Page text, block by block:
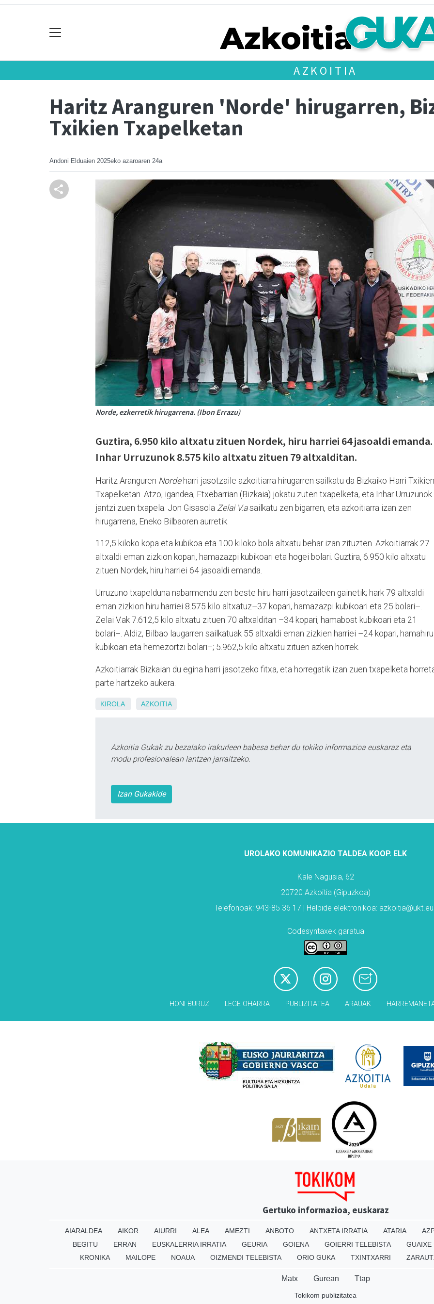
AZKOITIA
Haritz Aranguren 'Norde' hirugarren,
Txikien Txapelketan
Andoni Elduaien 2025eko azaroaren 24a
Norde, ezkerretik hirugarrena. (Ibon Errazu)
Guztira, 6.950 kilo altxatu zituen Nordek, hiru harriei 64 jasoaldi emanda.
Inhar Urruzunok 8.575 kilo altxatu zituen 79 altxalditan.
Haritz Aranguren Nordeharri jasotzaile azkoitiarra hirugarren sailkatu da Bizkaiko Harri Txikien
Txapelketan. Atzo, igandea, Etxebarrian (Bizkaia) jokatu zuten txapelketa, eta Inhar Urruzunok
jantzi zuen txapela. Jon Gisasola Zelai V.asailkatu zen bigarren, eta azkoitiarra izan zen
hirugarrena, Eneko Bilbaoren aurretik.
112,5 kiloko kopa eta kubikoa eta 100 kiloko bola altxatu behar izan zituzten. Azkoitiarrak 27
altxaldi eman zizkion kopari, hamazazpi kubikoari eta hogei bolari. Guztira, 6.950 kilo altxatu
zituen Nordek, hiru harriei 64 jasoaldi emanda.
Urruzuno txapelduna nabarmendu zen beste hiru harri jasotzaileen gainetik; hark 79 altxaldi
eman zizkion hiru harriei 8.575 kilo altxatuz–37 kopari, hamazazpi kubikoari eta 25 bolari–.
Zelai V.ak 7.612,5 kilo altxatu zituen 70 altxalditan –34 kopari, hamabost kubikoari eta 21
bolari–. Aldiz, Bilbao laugarren sailkatuak 55 altxaldi eman zizkien harriei –24 kopari, hamahiru
kubikoari eta hemezortzi bolari–; 5.962,5 kilo altxatu zituen azken horrek.
Azkoitiarrak Bizkaian du egina harri jasotzeko fitxa, eta horregatik izan zuen txapelketa
parte hartzeko aukera.
KIROLA AZKOITIA
Azkoitia Gukak zu bezalako irakurleen babesa behar du tokiko informazioa euskaraz eta
modu profesionalean lantzen jarraitzeko.
Izan Gukakide
UROLAKO KOMUNIKAZIO TALDEA KOOP. ELK
Kale Nagusia, 62
20720 Azkoitia (Gipuzkoa)
Telefonoak: 943-85 36 17 | Helbide elektronikoa:
Codesyntaxek garatua
HONI BURUZ LEGE OHARRA PUBLIZITATEA ARAUAK
Gertuko informazioa, euskaraz
AIARALDEA AIKOR AIURRI ALEA AMEZTI ANBOTO ANTXETA IRRATIA ATARIA
BEGITU
ERRAN EUSKALERRIA IRRATIA GEURIA GOIENA GOIERRI TELEBISTA
GUAIXE
KRONIKA
MAILOPE NOAUA OIZMENDI TELEBISTA ORIO GUKA TXINTXARRI
Matx Gurean Ttap
Tokikom publizitatea